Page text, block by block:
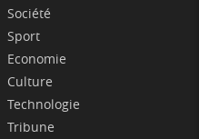
Société
Sport
Economie
Culture
Technologie
Tribune